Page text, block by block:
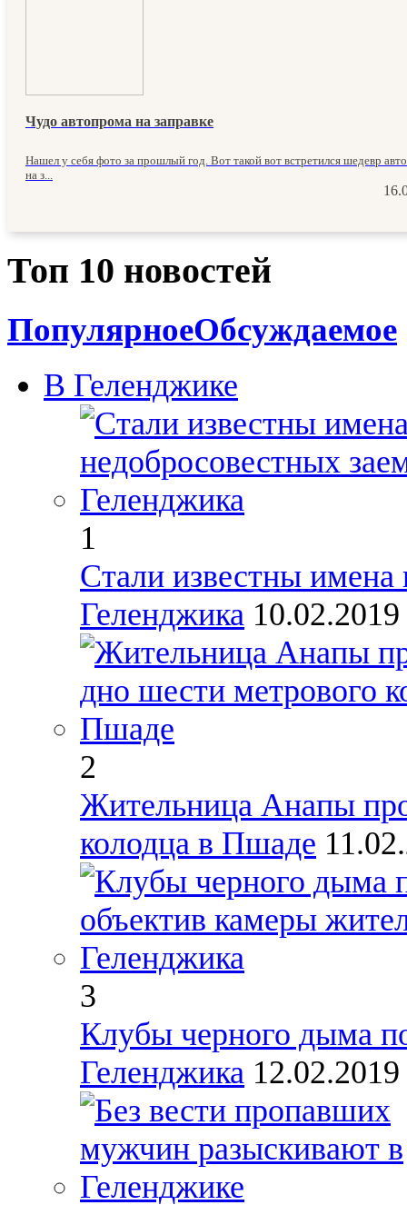
Чудо автопрома на заправке
Нашел у себя фото за прошлый год. Вот такой вот встретился шедевр
на з...
Топ 10 новостей
ПопулярноеОбсуждаемое
В Геленджике
1
Стали известны
Геленджика 10.02.2019
2
Жительница Анапы
колодца в Пшаде
3
Клубы черного дыма
Геленджика 12.02.2019